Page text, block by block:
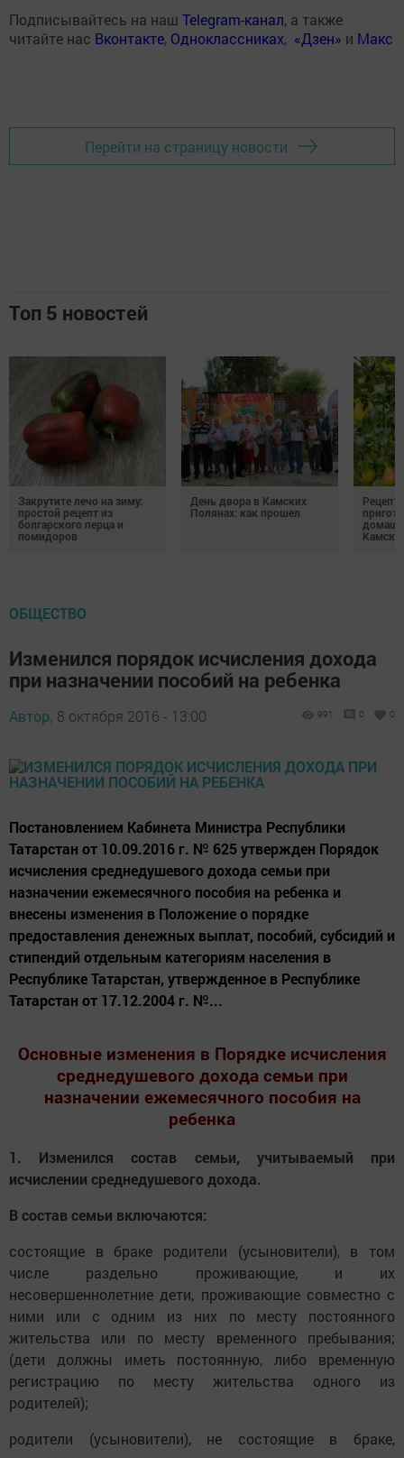
Подписывайтесь на наш Telegram-канал, а также
читайте нас Вконтакте, Одноклассниках, «Дзен» и Макс
Перейти на страницу новости
Топ 5 новостей
Закрутите лечо на зиму:
простой рецепт из
болгарского перца и
помидоров
День двора в Камских
Полянах: как прошел
ОБЩЕСТВО
Изменился порядок исчисления дохода
при назначении пособий на ребенка
Автор, 8 октября 2016 - 13:00 991 0 0
Постановлением Кабинета Министра Республики
Татарстан от 10.09.2016 г. № 625 утвержден Порядок
исчисления среднедушевого дохода семьи при
назначении ежемесячного пособия на ребенка и
внесены изменения в Положение о порядке
предоставления денежных выплат, пособий, субсидий и
стипендий отдельным категориям населения в
Республике Татарстан, утвержденное в Республике
Татарстан от 17.12.2004 г. №...
Основные изменения в Порядке исчисления
среднедушевого дохода семьи при
назначении ежемесячного пособия на
ребенка
1. Изменился состав семьи, учитываемый при
исчислении среднедушевого дохода.
В состав семьи включаются:
состоящие в браке родители (усыновители), в том
числе раздельно проживающие, и их
несовершеннолетние дети, проживающие совместно с
ними или с одним из них по месту постоянного
жительства или по месту временного пребывания;
(дети должны иметь постоянную, либо временную
регистрацию по месту жительства одного из
родителей);
родители (усыновители), не состоящие в браке,